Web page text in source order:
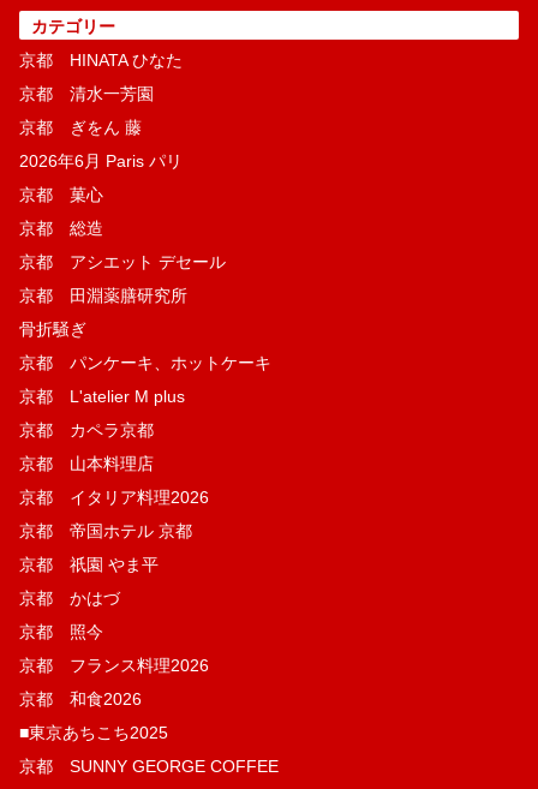
カテゴリー
京都 HINATA ひなた
京都 清水一芳園
京都 ぎをん 藤
2026年6月 Paris パリ
京都 菓​心
京都 総造
京都 アシエット デセール
京都 田淵薬膳研究所
骨折騒ぎ
京都 パンケーキ、ホットケーキ
京都 L'atelier M plus
京都 カペラ京都
京都 山本料理店
京都 イタリア料理2026
京都 帝国ホテル 京都
京都 祇園 やま平
京都 かはづ
京都 照今
京都 フランス料理2026
京都 和食2026
■東京あちこち2025
京都 SUNNY GEORGE COFFEE